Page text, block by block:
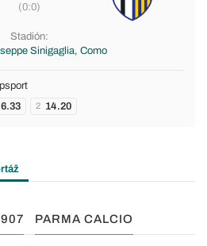
(0:0)
Stadión:
Sinigaglia, Como
6.33 2 14.20
PARMA CALCIO